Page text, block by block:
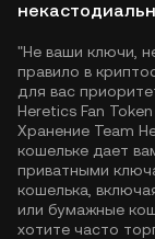
"Не ваши ключи,
правило в
для вас
Heretics Fan
Хранение Team
кошельке дает
приватными
кошелька,
или бумажные
хотите часто